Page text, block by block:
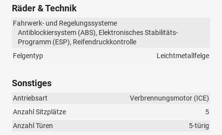
Räder & Technik
Fahrwerk- und Regelungssysteme
Antiblockiersystem (ABS), Elektronisches Stabilitäts-
Programm (ESP), Reifendruckkontrolle
Felgentyp
Leichtmetallfelge
Sonstiges
Antriebsart
Verbrennungsmotor (ICE)
Anzahl Sitzplätze
5
Anzahl Türen
5-türig